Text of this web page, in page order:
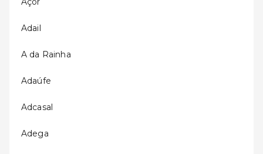
Adail
A da Rainha
Adaúfe
Adcasal
Adega